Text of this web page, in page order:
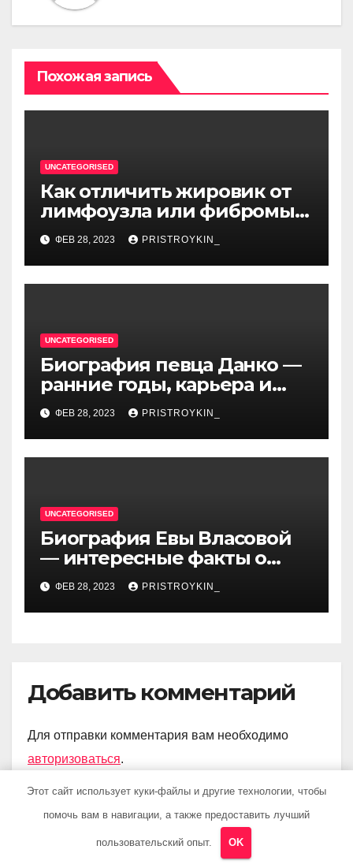
Похожая запись
UNCATEGORISED
Как отличить жировик от
лимфоузла или фибромы
мягких тканей или
гемангиомы
ФЕВ 28, 2023 PRISTROYKIN_
UNCATEGORISED
Биография певца Данко —
ранние годы, карьера и
личная жизнь — все, что вы
хотели знать о
талантливом артисте
ФЕВ 28, 2023 PRISTROYKIN_
UNCATEGORISED
Биография Евы Власовой
— интересные факты о
личной жизни популярной
исполнительницы
ФЕВ 28, 2023 PRISTROYKIN_
Добавить комментарий
Для отправки комментария вам необходимо
авторизоваться.
Этот сайт использует куки-файлы и другие технологии, чтобы
помочь вам в навигации, а также предоставить лучший
пользовательский опыт. OK